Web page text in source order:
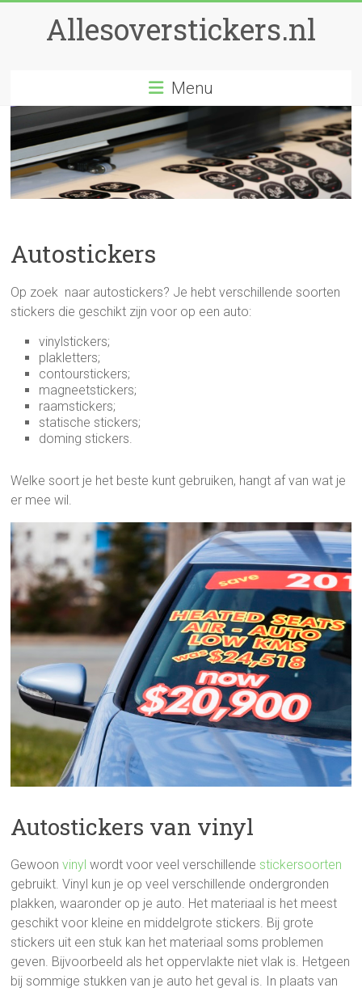
Allesoverstickers.nl
Menu
Autostickers
Op zoek naar autostickers? Je hebt verschillende soorten
stickers die geschikt zijn voor op een auto:
vinylstickers;
plakletters;
contourstickers;
magneetstickers;
raamstickers;
statische stickers;
doming stickers.
Welke soort je het beste kunt gebruiken, hangt af van wat je
er mee wil.
Autostickers van vinyl
Gewoonvinyl wordt voor veel verschillende stickersoorten
gebruikt. Vinyl kun je op veel verschillende ondergronden
plakken, waaronder op je auto. Het materiaal is het meest
geschikt voor kleine en middelgrote stickers. Bij grote
stickers uit een stuk kan het materiaal soms problemen
geven. Bijvoorbeeld als het oppervlakte niet vlak is. Hetgeen
bij sommige stukken van je auto het geval is. In plaats van